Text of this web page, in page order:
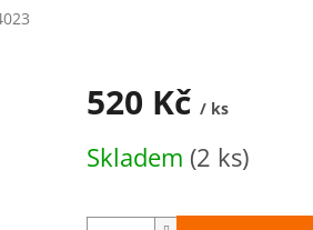
520 Kč / ks
cena:
Skladem (2 ks)